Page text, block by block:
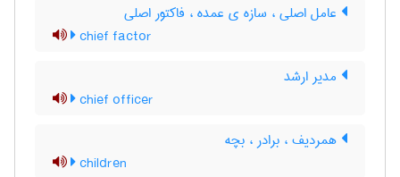
عامل اصلی ، سازه ی عمده ، فاکتور اصلی
chief factor
مدیر ارشد
chief officer
همردیف ، برادر ، بچه
children